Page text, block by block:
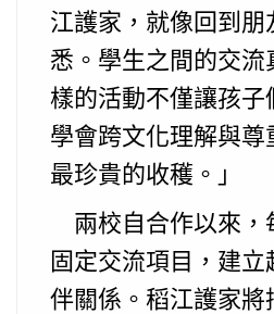
江護家，就像回到
悉。學生之間的交
樣的活動不僅讓孩
學會跨文化理解與
最珍貴的收穫。」
兩校自合作以來，
固定交流項目，建
伴關係。稻江護家